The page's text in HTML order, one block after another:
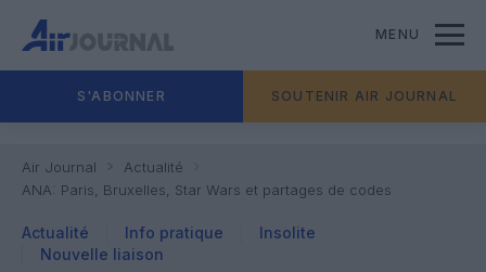
MENU
S'ABONNER SOUTENIR AIR JOURNAL
Air Journal
Actualité
ANA: Paris, Bruxelles, Star Wars et partages de codes
Actualité Info pratique
Insolite
Nouvelle liaison